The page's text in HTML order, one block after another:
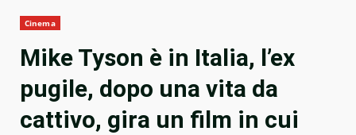
Cinema
Mike Tyson è in Italia, l’ex
pugile, dopo una vita da
cattivo, gira un film in cui